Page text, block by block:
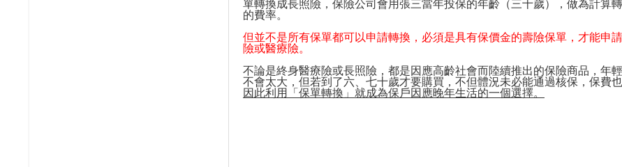
單轉換成長照險，保險公司會用張三當年投保的年齡（三十歲），做為計算
的費率。
但並不是所有保單都可以申請轉換，必須是具有保價金的壽險保單，才能申
險或醫療險。
不論是終身醫療險或長照險，都是因應高齡社會而陸續推出的保險商品，年
不會太大，但若到了六、七十歲才要購買，不但體況未必能通過核保，保費也
因此利用「保單轉換」就成為保戶因應晚年生活的一個選擇。